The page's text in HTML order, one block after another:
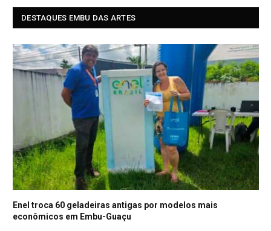
DESTAQUES EMBU DAS ARTES
Enel troca 60 geladeiras antigas por modelos mais
econômicos em Embu-Guaçu